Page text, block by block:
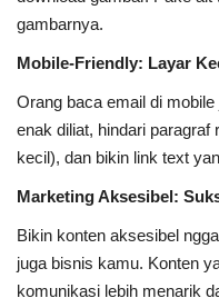
gambarnya.
Mobile-Friendly: Layar
Orang baca email di
enak diliat, hindari paragraf
kecil), dan bikin link text
Marketing Aksesibel:
Bikin konten aksesibel
juga bisnis kamu. Konten
komunikasi lebih menarik